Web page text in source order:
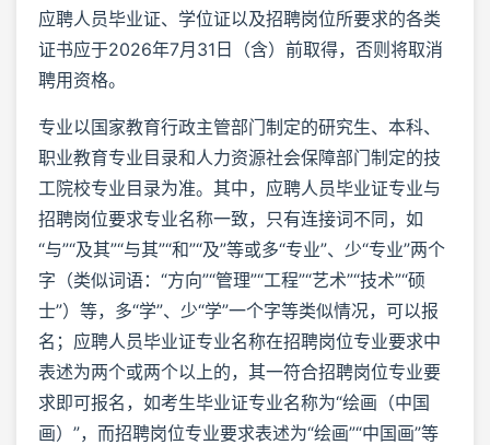
应聘人员毕业证、学位证以及招聘岗位所要求的各类
证书应于2026年7月31日（含）前取得，否则将取消
聘用资格。
专业以国家教育行政主管部门制定的研究生、本科、
职业教育专业目录和人力资源社会保障部门制定的技
工院校专业目录为准。其中，应聘人员毕业证专业与
招聘岗位要求专业名称一致，只有连接词不同，如
“与”“及其”“与其”“和”“及”等或多“专业”、少“专业”两个
字（类似词语：“方向”“管理”“工程”“艺术”“技术”“硕
士”）等，多“学”、少“学”一个字等类似情况，可以报
名；应聘人员毕业证专业名称在招聘岗位专业要求中
表述为两个或两个以上的，其一符合招聘岗位专业要
求即可报名，如考生毕业证专业名称为“绘画（中国
画）”，而招聘岗位专业要求表述为“绘画”“中国画”等